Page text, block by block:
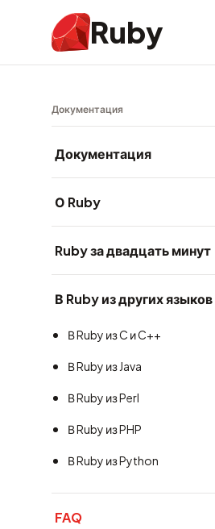
Ruby
Документация
Документация
О Ruby
Ruby за двадцать минут
В Ruby из других языков
В Ruby из C и C++
В Ruby из Java
В Ruby из Perl
В Ruby из PHP
В Ruby из Python
FAQ